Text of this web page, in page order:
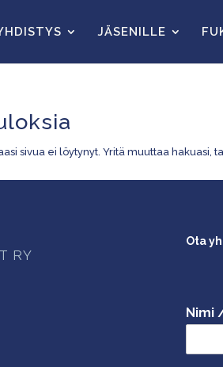
JÄSENILLE
sivua ei löytynyt. Yritä muuttaa hakuasi,
RY
Ota
Nimi